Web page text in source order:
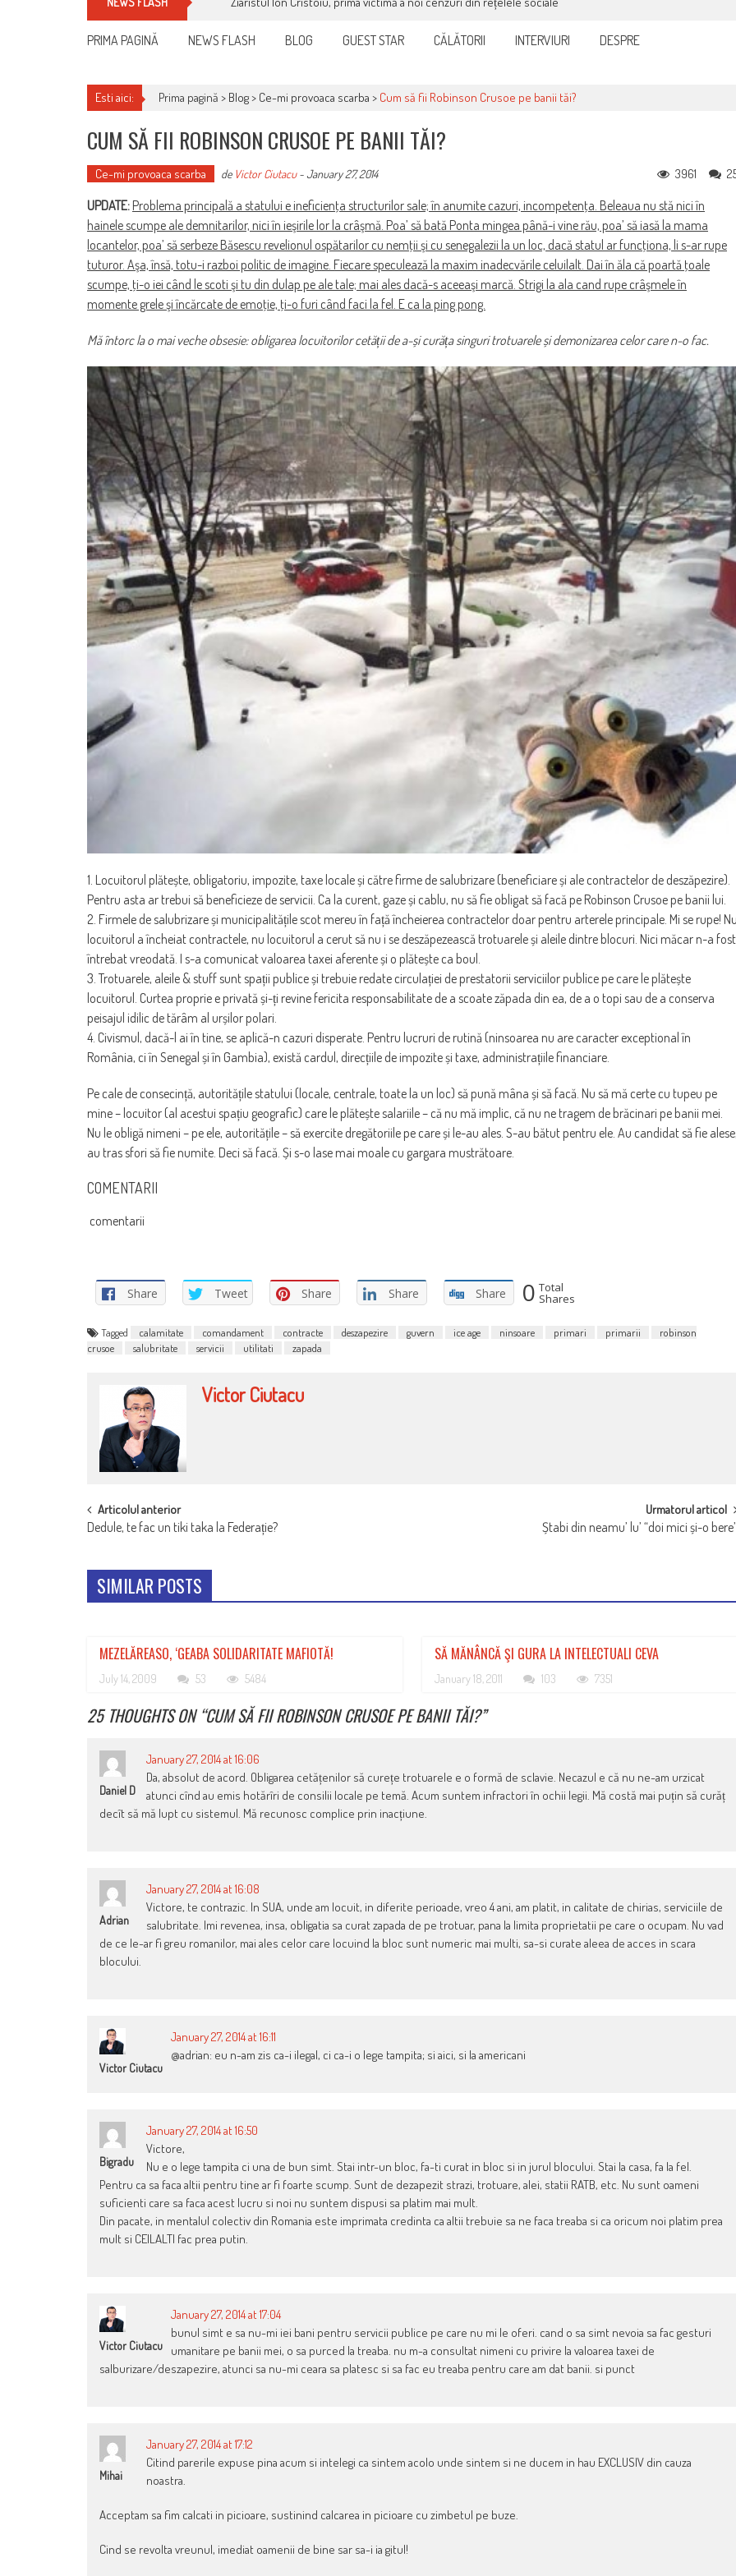
PRIMA PAGINĂ NEWS FLASH BLOG GUEST STAR CĂLĂTORII INTERVIURI DESPRE
Esti aici: Prima pagină > Blog> Ce-mi provoaca scarba > Cum să fii Robinson Crusoe pe banii tăi?
CUM SĂ FII ROBINSON CRUSOE PE BANII TĂI?
Ce-mi provoaca scarba de Victor Ciutacu-January 27, 2014 3961
UPDATE: Problema principală a statului e ineficienţa structurilor sale; în anumite cazuri, incompetenţa. Beleaua nu stă nici în
hainele scumpe ale demnitarilor, nici în ieşirile lor la crâşmă. Poa’ să bată Ponta mingea până-i vine rău, poa’ să iasă la mama
locantelor, poa’ să serbeze Băsescu revelionul ospătarilor cu nemţii şi cu senegalezii la un loc, dacă statul ar funcţiona, li s-ar rupe
tuturor. Aşa, însă, totu-i razboi politic de imagine. Fiecare speculează la maxim inadecvările celuilalt. Dai în ăla că poartă ţoale
scumpe, ţi-o iei când le scoti şi tu din dulap pe ale tale; mai ales dacă-s aceeaşi marcă. Strigi la ala cand rupe crâşmele în
momente grele şi încărcate de emoţie, ţi-o furi când faci la fel. E ca la ping pong.
Mă întorc la o mai veche obsesie: obligarea locuitorilor cetății de a-și curăța singuri trotuarele și demonizarea celor care n-o fac.
1. Locuitorul plătește, obligatoriu, impozite, taxe locale și către firme de salubrizare (beneficiare și ale contractelor de deszăpezire).
Pentru asta ar trebui să beneficieze de servicii. Ca la curent, gaze și cablu, nu să fie obligat să facă pe Robinson Crusoe pe banii lui.
2. Firmele de salubrizare și municipalitățile scot mereu în față încheierea contractelor doar pentru arterele principale. Mi se rupe!
locuitorul a încheiat contractele, nu locuitorul a cerut să nu i se deszăpezească trotuarele și aleile dintre blocuri. Nici măcar n-a fost
întrebat vreodată. I s-a comunicat valoarea taxei aferente și o plătește ca boul.
3. Trotuarele, aleile & stuff sunt spații publice și trebuie redate circulației de prestatorii serviciilor publice pe care le plătește
locuitorul. Curtea proprie e privată și-ți revine fericita responsabilitate de a scoate zăpada din ea, de a o topi sau de a conserva
peisajul idilic de tărâm al urșilor polari.
4. Civismul, dacă-l ai în tine, se aplică-n cazuri disperate. Pentru lucruri de rutină (ninsoarea nu are caracter exceptional în
România, ci în Senegal și în Gambia), există cardul, direcțiile de impozite și taxe, administrațiile financiare.
Pe cale de consecință, autoritățile statului (locale, centrale, toate la un loc) să pună mâna și să facă. Nu să mă certe cu tupeu pe
mine – locuitor (al acestui spațiu geografic) care le plătește salariile – că nu mă implic, că nu ne tragem de brăcinari pe banii mei.
Nu le obligă nimeni – pe ele, autoritățile – să exercite dregătoriile pe care și le-au ales. S-au bătut pentru ele. Au candidat să fie
au tras sfori să fie numite. Deci să facă. Și s-o lase mai moale cu gargara mustrătoare.
COMENTARII
comentarii
Share Tweet Share Share Share 0 Total
Shares
Tagged calamitate comandament contracte deszapezire guvern ice age ninsoare primari primarii
robinson
crusoe
salubritate servicii utilitati zapada
Victor Ciutacu
POST
NAVIGATION
Articolul anterior
Dedule, te fac un tiki taka la Federație?
Urmatorul articol
Ștabi din neamu’ lu’ “doi mici și-o
SIMILAR POSTS
MEZELĂREASO, ‘GEABA SOLIDARITATE MAFIOTĂ!
July 14, 2009 53 5484
SĂ MĂNÂNCĂ ŞI GURA LA INTELECTUALI CEVA
January 18, 2011 103 7351
25 THOUGHTS ON “CUM SĂ FII ROBINSON CRUSOE PE BANII TĂI?”
Daniel D
January 27, 2014 at 16:06
Da, absolut de acord. Obligarea cetățenilor să curețe trotuarele e o formă de sclavie. Necazul e că nu ne-am urzicat
atunci cînd au emis hotărîri de consilii locale pe temă. Acum suntem infractori în ochii legii. Mă costă mai puțin să curăț
decît să mă lupt cu sistemul. Mă recunosc complice prin inacțiune.
Adrian
January 27, 2014 at 16:08
Victore, te contrazic. In SUA, unde am locuit, in diferite perioade, vreo 4 ani, am platit, in calitate de chirias, serviciile de
salubritate. Imi revenea, insa, obligatia sa curat zapada de pe trotuar, pana la limita proprietatii pe care o ocupam. Nu vad
de ce le-ar fi greu romanilor, mai ales celor care locuind la bloc sunt numeric mai multi, sa-si curate aleea de acces in scara
blocului.
Victor Ciutacu
January 27, 2014 at 16:11
@adrian: eu n-am zis ca-i ilegal, ci ca-i o lege tampita; si aici, si la americani
Bigradu
January 27, 2014 at 16:50
Victore,
Nu e o lege tampita ci una de bun simt. Stai intr-un bloc, fa-ti curat in bloc si in jurul blocului. Stai la casa, fa la fel.
Pentru ca sa faca altii pentru tine ar fi foarte scump. Sunt de dezapezit strazi, trotuare, alei, statii RATB, etc. Nu sunt oameni
suficienti care sa faca acest lucru si noi nu suntem dispusi sa platim mai mult.
Din pacate, in mentalul colectiv din Romania este imprimata credinta ca altii trebuie sa ne faca treaba si ca oricum noi platim prea
mult si CEILALTI fac prea putin.
Victor Ciutacu
January 27, 2014 at 17:04
bunul simt e sa nu-mi iei bani pentru servicii publice pe care nu mi le oferi. cand o sa simt nevoia sa fac gesturi
umanitare pe banii mei, o sa purced la treaba. nu m-a consultat nimeni cu privire la valoarea taxei de
salburizare/deszapezire, atunci sa nu-mi ceara sa platesc si sa fac eu treaba pentru care am dat banii. si punct
Mihai
January 27, 2014 at 17:12
Citind parerile expuse pina acum si intelegi ca sintem acolo unde sintem si ne ducem in hau EXCLUSIV din cauza
noastra.
Acceptam sa fim calcati in picioare, sustinind calcarea in picioare cu zimbetul pe buze.
Cind se revolta vreunul, imediat oamenii de bine sar sa-i ia gitul!